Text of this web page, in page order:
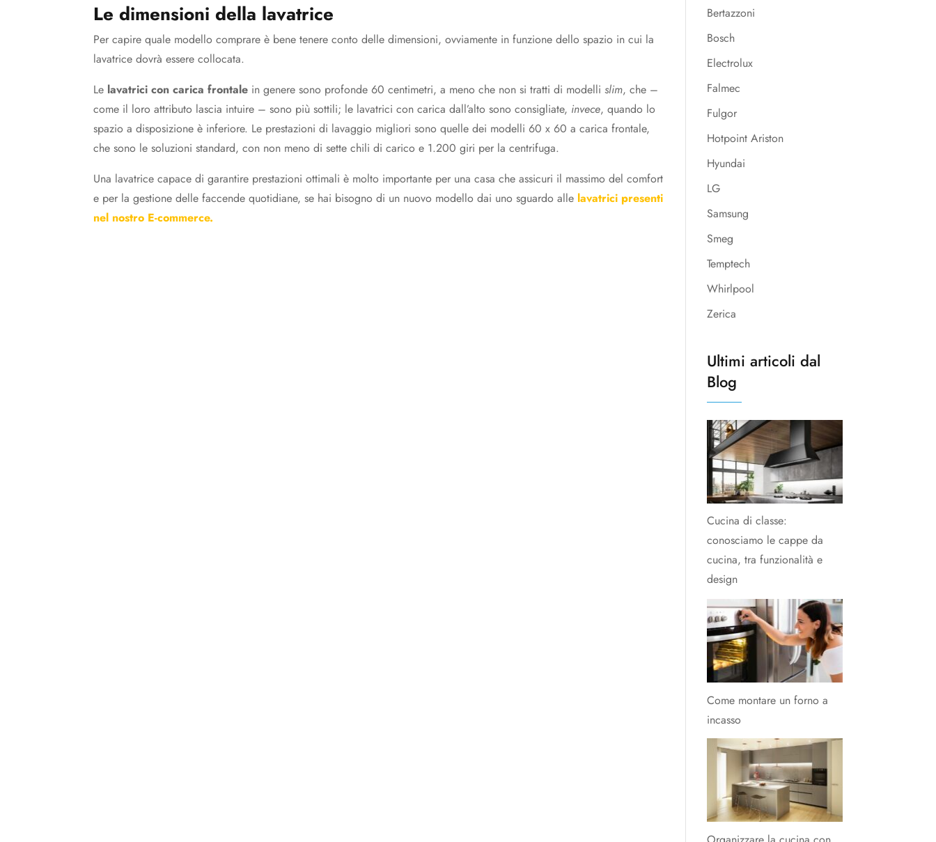
Le dimensioni della lavatrice
Per capire quale modello comprare è bene tenere conto delle dimensioni, ovviamente in funzione dello spazio in cui la
lavatrice dovrà essere collocata.
Le lavatrici con carica frontale in genere sono profonde 60 centimetri, a meno che non si tratti di modellislim, che –
come il loro attributo lascia intuire – sono più sottili; le lavatrici con carica dall’alto sono consigliate, invece, quando lo
spazio a disposizione è inferiore. Le prestazioni di lavaggio migliori sono quelle dei modelli 60 x 60 a carica frontale,
che sono le soluzioni standard, con non meno di sette chili di carico e 1.200 giri per la centrifuga.
Una lavatrice capace di garantire prestazioni ottimali è molto importante per una casa che assicuri il massimo del comfort
e per la gestione delle faccende quotidiane, se hai bisogno di un nuovo modello dai uno sguardo alle lavatrici presenti
nel nostro E-commerce.
Bertazzoni
Bosch
Electrolux
Falmec
Fulgor
Hotpoint Ariston
Hyundai
LG
Samsung
Smeg
Temptech
Whirlpool
Zerica
Ultimi articoli dal
Blog
Cucina di classe:
conosciamo le cappe da
cucina, tra funzionalità e
design
Come montare un forno a
incasso